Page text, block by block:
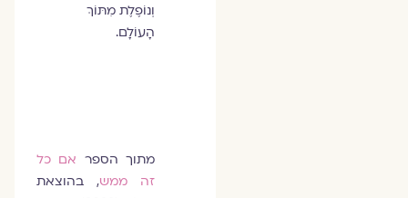
וְנוֹפֶלֶת מִתּוֹךְ
הָעוֹלָם.
מתוך הספראם כל
זה ממש, בהוצאת